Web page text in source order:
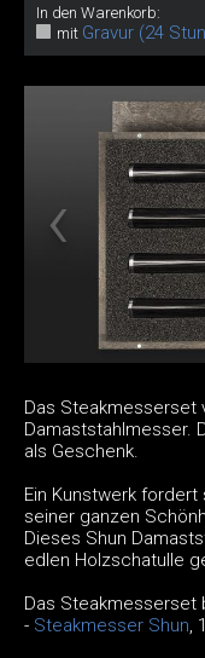
In den Warenkorb:
mit Gravur (24
Das Steakmesserset
Damaststahlmesser.
als Geschenk.
Ein Kunstwerk
seiner ganzen
Dieses Shun
edlen Holzschatulle
Das Steakmesserset
- Steakmesser Shun,